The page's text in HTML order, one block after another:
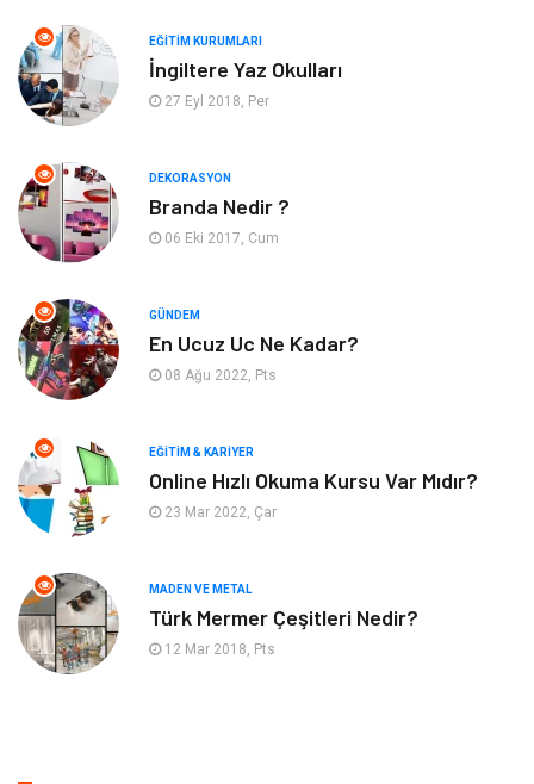
Otomotiv
Yapı İnşaat
Tatil
Bahçe Ev Maden ve Metal
Organizasyon Plastik
Emlak
Finans & Ekonomi
Endüstriyel Ürünler
Aksesuar
Nakliyat
EĞITIM KURUMLARI
İngiltere Yaz Okulları
27 Eyl 2018, Per
DEKORASYON
Branda Nedir ?
06 Eki 2017, Cum
GÜNDEM
En Ucuz Uc Ne Kadar?
08 Ağu 2022, Pts
EĞITIM & KARIYER
Online Hızlı Okuma Kursu Var Mıdır?
23 Mar 2022, Çar
MADEN VE METAL
Türk Mermer Çeşitleri Nedir?
12 Mar 2018, Pts